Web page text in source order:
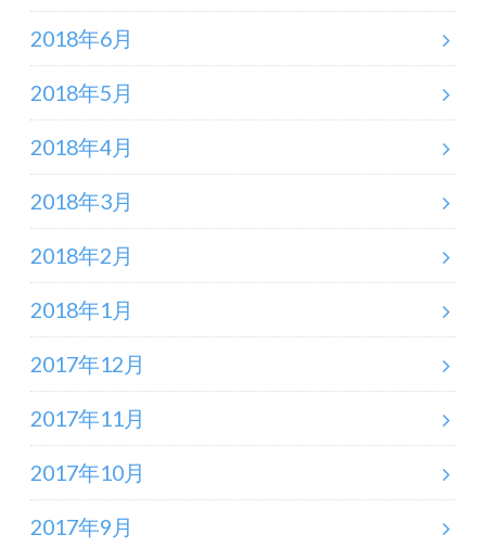
2018年6月
2018年5月
2018年4月
2018年3月
2018年2月
2018年1月
2017年12月
2017年11月
2017年10月
2017年9月